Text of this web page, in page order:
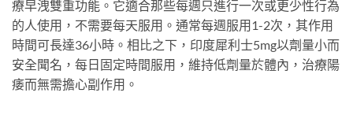
療早洩雙重功能。它適合那些每週只進行一次或更少性行為
的人使用，不需要每天服用。通常每週服用1-2次，其作用
時間可長達36小時。相比之下，印度犀利士5mg以劑量小而
安全聞名，每日固定時間服用，維持低劑量於體內，治療陽
痿而無需擔心副作用。